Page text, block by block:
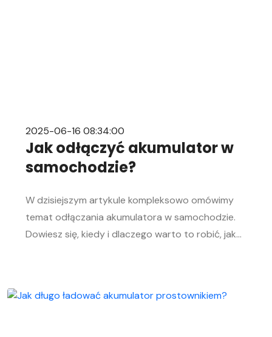
2025-06-16 08:34:00
Jak odłączyć akumulator w
samochodzie?
W dzisiejszym artykule kompleksowo omówimy
temat odłączania akumulatora w samochodzie.
Dowiesz się, kiedy i dlaczego warto to robić, jak
niezależnie od Twojego doświadczenia w